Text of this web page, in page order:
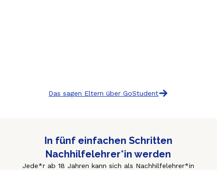
Das sagen Eltern über GoStudent
In fünf einfachen Schritten
Nachhilfelehrer*in werden
Jede*r ab 18 Jahren kann sich als Nachhilfelehrer*in